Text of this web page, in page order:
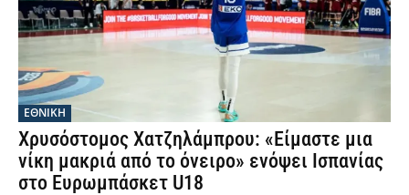
ΕΘΝΙΚΉ
Χρυσόστομος Χατζηλάμπρου: «Είμαστε μια
νίκη μακριά από το όνειρο» ενόψει Ισπανίας
στο Ευρωμπάσκετ U18